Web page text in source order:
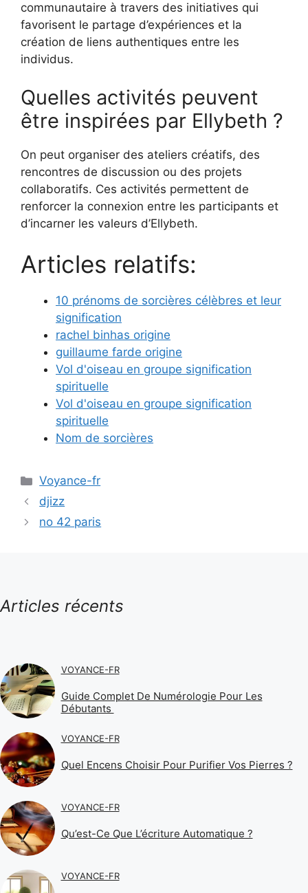
communautaire à travers des initiatives qui
favorisent le partage d’expériences et la
création de liens authentiques entre les
individus.
Quelles activités peuvent
être inspirées par Ellybeth ?
On peut organiser des ateliers créatifs, des
rencontres de discussion ou des projets
collaboratifs. Ces activités permettent de
renforcer la connexion entre les participants et
d’incarner les valeurs d’Ellybeth.
Articles relatifs:
10 prénoms de sorcières célèbres et leur
signification
rachel binhas origine
guillaume farde origine
Vol d'oiseau en groupe signification
spirituelle
Vol d'oiseau en groupe signification
spirituelle
Nom de sorcières
Catégories
Voyance-fr
djizz
no 42 paris
Articles récents
VOYANCE-FR
Guide Complet De Numérologie Pour Les
Débutants
VOYANCE-FR
Quel Encens Choisir Pour Purifier Vos Pierres ?
VOYANCE-FR
Qu’est-Ce Que L’écriture Automatique ?
VOYANCE-FR